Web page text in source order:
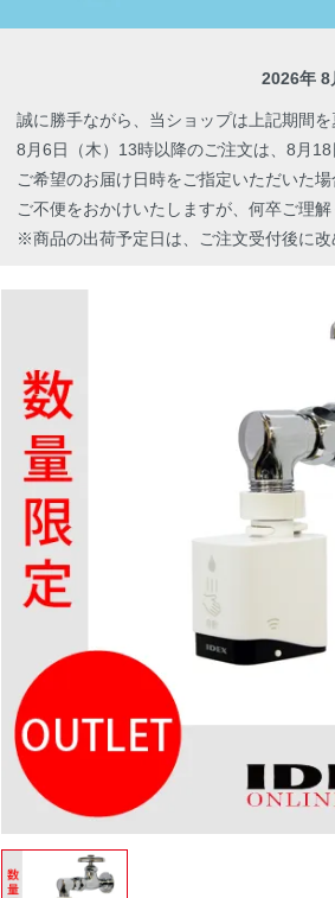
2026年 8
誠に勝手ながら、当ショップは上記期間
8月6日（木）13時以降のご注文は、8月18
ご希望のお届け日時をご指定いただいた
ご不便をおかけいたしますが、何卒ご理
※商品の出荷予定日は、ご注文受付後に改